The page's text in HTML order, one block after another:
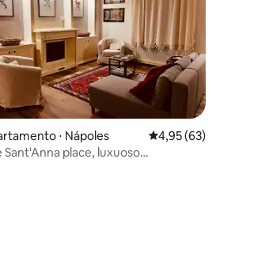
⋅ Nápoles 4,95 de uma
4,95 (63)
Sant'Anna place, luxuoso